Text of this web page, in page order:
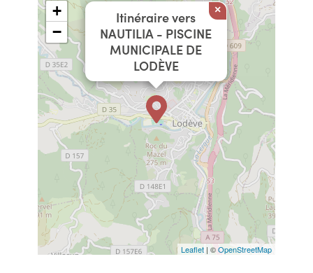
Itinéraire vers
NAUTILIA - PISCINE
MUNICIPALE DE
LODÈVE
×
+
−
Leaflet | ©OpenStreetMap